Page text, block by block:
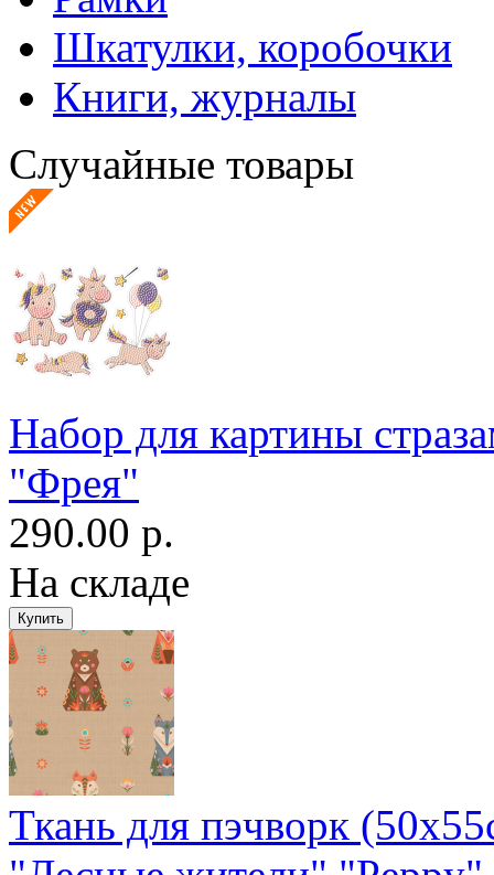
Шкатулки, коробочки
Книги, журналы
Случайные товары
Набор для картины
"Фрея"
290.00 р.
На складе
Ткань для пэчворк